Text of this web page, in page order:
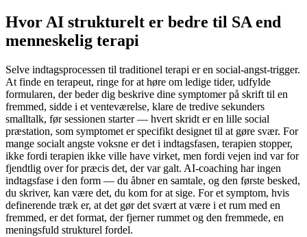
Hvor AI strukturelt er bedre til SA end
menneskelig terapi
Selve indtagsprocessen til traditionel terapi er en social-angst-trigger.
At finde en terapeut, ringe for at høre om ledige tider, udfylde
formularen, der beder dig beskrive dine symptomer på skrift til en
fremmed, sidde i et venteværelse, klare de tredive sekunders
smalltalk, før sessionen starter — hvert skridt er en lille social
præstation, som symptomet er specifikt designet til at gøre svær. For
mange socialt angste voksne er det i indtagsfasen, terapien stopper,
ikke fordi terapien ikke ville have virket, men fordi vejen ind var for
fjendtlig over for præcis det, der var galt. AI-coaching har ingen
indtagsfase i den form — du åbner en samtale, og den første besked,
du skriver, kan være det, du kom for at sige. For et symptom, hvis
definerende træk er, at det gør det svært at være i et rum med en
fremmed, er det format, der fjerner rummet og den fremmede, en
meningsfuld strukturel fordel.